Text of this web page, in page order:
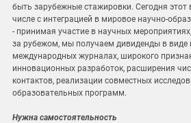
быть зарубежные стажировки. Сегодня этот
числе с интеграцией в мировое научно-
- принимая участие в научных
за рубежом, мы получаем дивиденды в виде
международных журналах, широкого
инновационных разработок, расширения
контактов, реализации совместных
образовательных программ.
Нужна самостоятельность